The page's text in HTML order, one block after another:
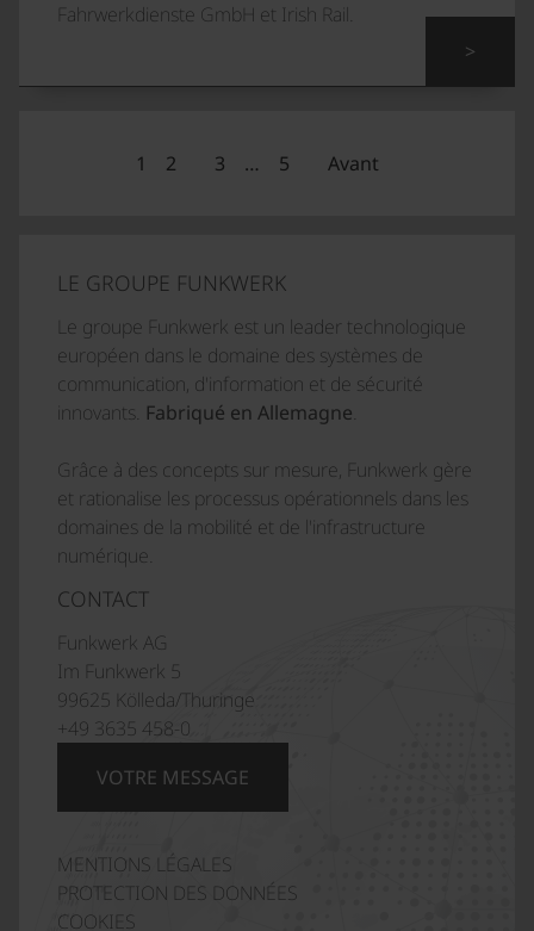
Fahrwerkdienste GmbH et Irish Rail.
>
1 2 3 … 5 Avant
LE GROUPE FUNKWERK
Le groupe Funkwerk est un leader technologique
européen dans le domaine des systèmes de
communication, d'information et de sécurité
innovants. Fabriqué en Allemagne.
Grâce à des concepts sur mesure, Funkwerk gère
et rationalise les processus opérationnels dans les
domaines de la mobilité et de l'infrastructure
numérique.
CONTACT
Funkwerk AG
Im Funkwerk 5
99625 Kölleda/Thuringe
+49 3635 458-0
VOTRE MESSAGE
MENTIONS LÉGALES
PROTECTION DES DONNÉES
COOKIES